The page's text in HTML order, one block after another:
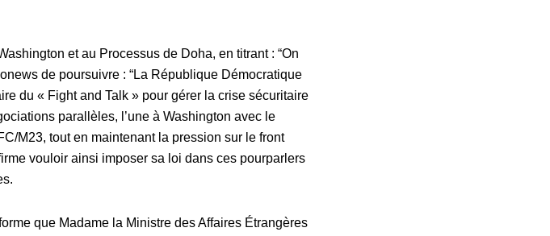
et au Processus de Doha, en titrant : “On
de poursuivre : “La République Démocratique
du « Fight and Talk » pour gérer la crise sécuritaire
parallèles, l’une à Washington avec le
M23, tout en maintenant la pression sur le front
vouloir ainsi imposer sa loi dans ces pourparlers
que Madame la Ministre des Affaires Étrangères